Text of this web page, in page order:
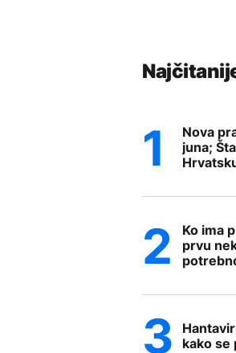
Nova
juna;
Ko ima
prvu
kako se